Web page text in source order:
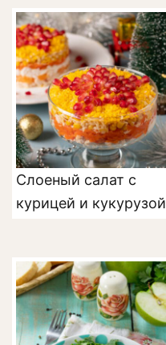
Слоеный салат с
курицей и кукурузой